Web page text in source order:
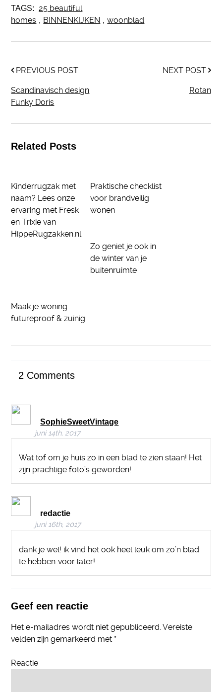
TAGS:
25 beautiful
homes , BINNENKIJKEN , woonblad
PREVIOUS POST
Scandinavisch design
Funky Doris
NEXT POST
Rotan
Related Posts
Kinderrugzak met
naam? Lees onze
ervaring met Fresk
en Trixie van
HippeRugzakken.nl
Praktische checklist
voor brandveilig
wonen
Zo geniet je ook in
de winter van je
buitenruimte
Maak je woning
futureproof & zuinig
2 Comments
SophieSweetVintage
juni 14th, 2017
Wat tof om je huis zo in een blad te zien staan! Het
zijn prachtige foto’s geworden!
redactie
juni 16th, 2017
dank je wel! ik vind het ook heel leuk om zo’n blad
te hebben..voor later!
Geef een reactie
Het e-mailadres wordt niet gepubliceerd. Vereiste
velden zijn gemarkeerd met *
Reactie